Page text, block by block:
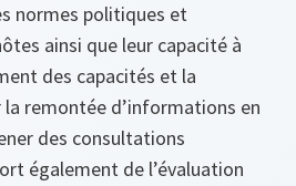
normes politiques et
ainsi que leur capacité à
des capacités et la
remontée d’informations en
des consultations
également de l’évaluation